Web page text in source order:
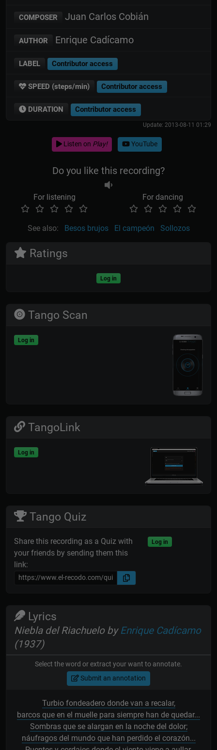
COMPOSER Juan Carlos Cobián
AUTHOR Enrique Cadícamo
LABEL Contributor access
SPEED (steps/min) Contributor access
DURATION Contributor access
Update: 2013-08-11 01:29
Listen on Play! YouTube
Do you like this recording?
For listening For dancing
See also: Besos brujos El campeón Sollozos
Ratings
Log in
Tango Scan
Log in
TangoLink
Log in
Tango Quiz
Share this recording as a Quiz with
your friends by sending them this
link:
Log in
Lyrics
Niebla del Riachuelo by Enrique Cadícamo
(1937)
Select the word or extract your want to annotate.
Submit an annotation
Turbio fondeadero donde van a recalar,
barcos que en el muelle para siempre han de quedar...
Sombras que se alargan en la noche del dolor;
náufragos del mundo que han perdido el corazón...